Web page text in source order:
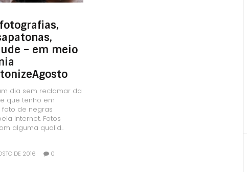
– em meio
dia sem reclamar da
que tenho em
foto de negras
internet. Fotos
alguma qualid..
DE 2016 0